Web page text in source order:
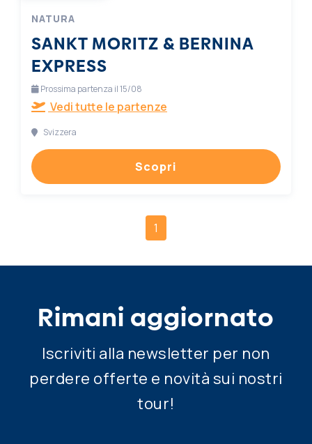
NATURA
SANKT MORITZ & BERNINA
EXPRESS
Prossima partenza il 15/08
Vedi tutte le partenze
Svizzera
Scopri
1
Rimani aggiornato
Iscriviti alla newsletter per non
perdere offerte e novità sui nostri
tour!